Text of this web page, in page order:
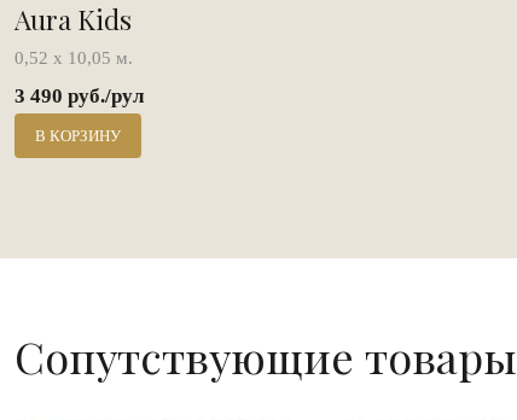
Aura Kids
0,52 х 10,05 м.
3 490 руб./рул
В КОРЗИНУ
Сопутствующие товары